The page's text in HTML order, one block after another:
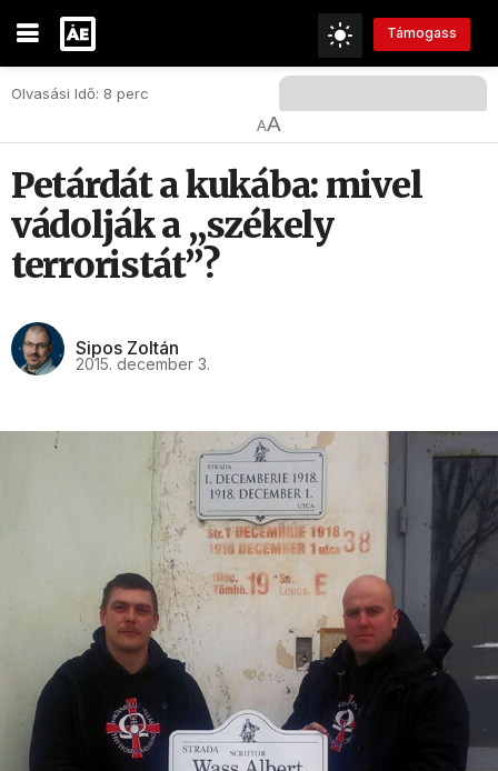
Támogass
Olvasási Idő: 8 perc
AA
Petárdát a kukába: mivel
vádolják a „székely
terroristát”?
Sipos Zoltán
2015. december 3.